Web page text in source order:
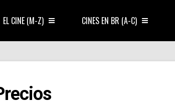
EL CINE (M-Z) CINES EN BR (A-C)